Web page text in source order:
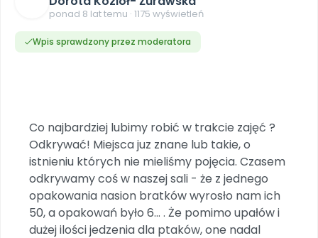
Scenariusze i artykuły
Materiały z miesięcznika
Praca wychowawcza
Bliżejprzedszkolne zestawy
Zestawy do pobrania
POLECAMY
Wybierz prezent
Miesięczniki
Aktualne oraz archiwalne numery
Zamówienia hurtowe
NA SKRÓTY
Letnia wyprzedaż
Szkolenia w Twojej placówce
Konferencje
Spotkania na dużą skalę
POLECAMY
Akademia Muzyki i Ruchu
Szkolenia muzyczne
E-wydania miesięcznika
Ebooki
Pakiet bliżej MAX
Dookoła Polski
Poznajemy regiony
Sprintem do maratonu
Ruch i motywacja
Bliżej Pieska
Pomoc zwierzętom
Książka (dla) Przedszkolaka
Wygrywaj nagrody
Facebook
TikTok
Zobacz nas na TikToku
YouTube
Filmy edukacyjne
ponad 8 lat temu · 1175 wyświetleń
Wpis sprawdzony przez moderatora
Co najbardziej lubimy robić w trakcie zajęć ?
Odkrywać! Miejsca juz znane lub takie, o
istnieniu których nie mieliśmy pojęcia. Czasem
odkrywamy coś w naszej sali - że z jednego
opakowania nasion bratków wyrosło nam ich
50, a opakowań było 6... . Że pomimo upałów i
dużej ilości jedzenia dla ptaków, one nadal